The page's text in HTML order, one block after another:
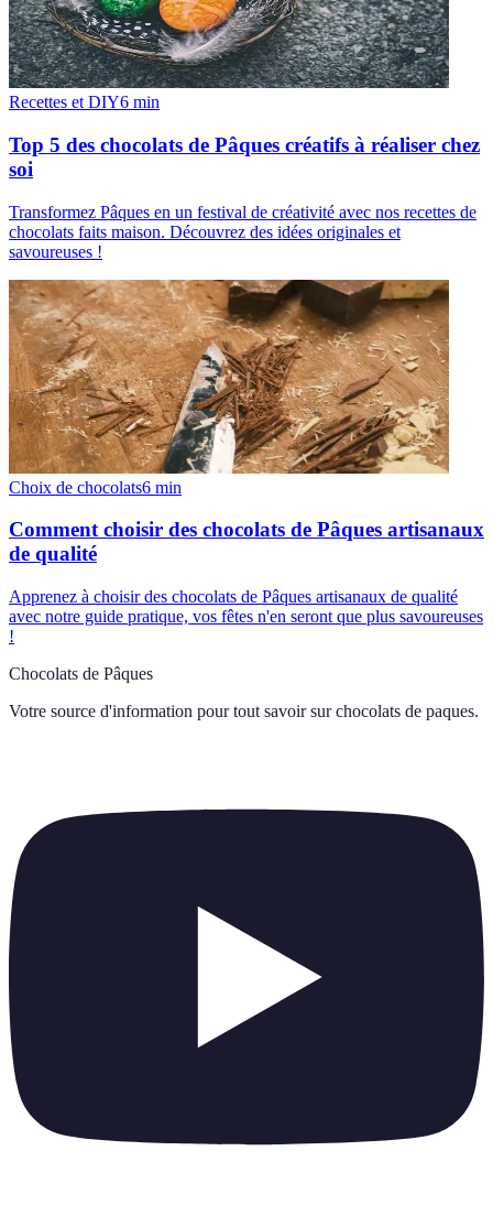
Recettes et DIY6 min
Top 5 des chocolats de Pâques créatifs à réaliser chez
soi
Transformez Pâques en un festival de créativité avec nos recettes de
chocolats faits maison. Découvrez des idées originales et
savoureuses !
Choix de chocolats6 min
Comment choisir des chocolats de Pâques artisanaux
de qualité
Apprenez à choisir des chocolats de Pâques artisanaux de qualité
avec notre guide pratique, vos fêtes n'en seront que plus savoureuses
!
Chocolats de Pâques
Votre source d'information pour tout savoir sur chocolats de paques.